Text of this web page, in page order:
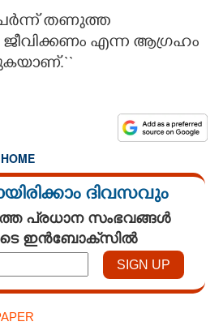
തണുത്ത
എന്ന ആഗ്രഹം
ദിവസവും
പ്രധാന സംഭവങ്ങൾ
ഇൻബോക്സിൽ